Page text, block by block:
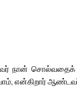
சொல்வதைக்
என்கிறார்